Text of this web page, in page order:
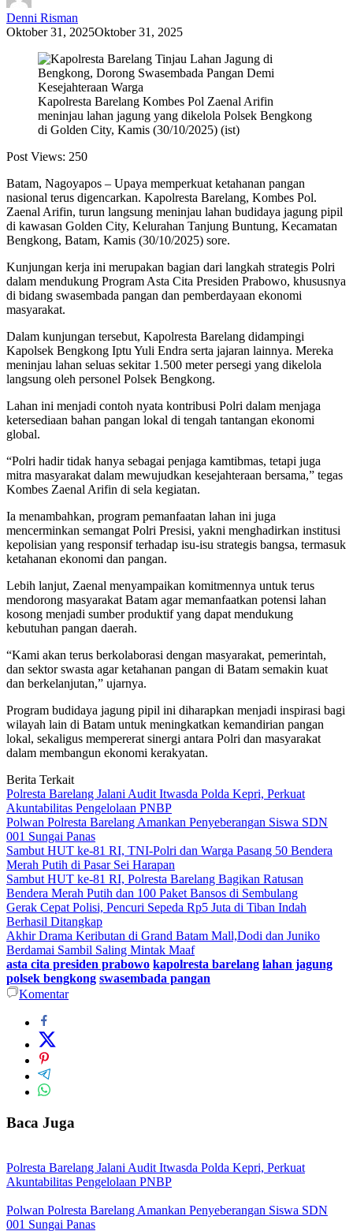
Denni Risman
Oktober 31, 2025Oktober 31, 2025
Kapolresta Barelang Kombes Pol Zaenal Arifin
meninjau lahan jagung yang dikelola Polsek Bengkong
di Golden City, Kamis (30/10/2025) (ist)
Post Views: 250
Batam, Nagoyapos – Upaya memperkuat ketahanan pangan
nasional terus digencarkan. Kapolresta Barelang, Kombes Pol.
Zaenal Arifin, turun langsung meninjau lahan budidaya jagung pipil
di kawasan Golden City, Kelurahan Tanjung Buntung, Kecamatan
Bengkong, Batam, Kamis (30/10/2025) sore.
Kunjungan kerja ini merupakan bagian dari langkah strategis Polri
dalam mendukung Program Asta Cita Presiden Prabowo, khususnya
di bidang swasembada pangan dan pemberdayaan ekonomi
masyarakat.
Dalam kunjungan tersebut, Kapolresta Barelang didampingi
Kapolsek Bengkong Iptu Yuli Endra serta jajaran lainnya. Mereka
meninjau lahan seluas sekitar 1.500 meter persegi yang dikelola
langsung oleh personel Polsek Bengkong.
Lahan ini menjadi contoh nyata kontribusi Polri dalam menjaga
ketersediaan bahan pangan lokal di tengah tantangan ekonomi
global.
“Polri hadir tidak hanya sebagai penjaga kamtibmas, tetapi juga
mitra masyarakat dalam mewujudkan kesejahteraan bersama,” tegas
Kombes Zaenal Arifin di sela kegiatan.
Ia menambahkan, program pemanfaatan lahan ini juga
mencerminkan semangat Polri Presisi, yakni menghadirkan institusi
kepolisian yang responsif terhadap isu-isu strategis bangsa, termasuk
ketahanan ekonomi dan pangan.
Lebih lanjut, Zaenal menyampaikan komitmennya untuk terus
mendorong masyarakat Batam agar memanfaatkan potensi lahan
kosong menjadi sumber produktif yang dapat mendukung
kebutuhan pangan daerah.
“Kami akan terus berkolaborasi dengan masyarakat, pemerintah,
dan sektor swasta agar ketahanan pangan di Batam semakin kuat
dan berkelanjutan,” ujarnya.
Program budidaya jagung pipil ini diharapkan menjadi inspirasi bagi
wilayah lain di Batam untuk meningkatkan kemandirian pangan
lokal, sekaligus mempererat sinergi antara Polri dan masyarakat
dalam membangun ekonomi kerakyatan.
Berita Terkait
Polresta Barelang Jalani Audit Itwasda Polda Kepri, Perkuat
Akuntabilitas Pengelolaan PNBP
Polwan Polresta Barelang Amankan Penyeberangan Siswa SDN
001 Sungai Panas
Sambut HUT ke-81 RI, TNI-Polri dan Warga Pasang 50 Bendera
Merah Putih di Pasar Sei Harapan
Sambut HUT ke-81 RI, Polresta Barelang Bagikan Ratusan
Bendera Merah Putih dan 100 Paket Bansos di Sembulang
Gerak Cepat Polisi, Pencuri Sepeda Rp5 Juta di Tiban Indah
Berhasil Ditangkap
Akhir Drama Keributan di Grand Batam Mall,Dodi dan Juniko
Berdamai Sambil Saling Mintak Maaf
asta cita presiden prabowo kapolresta barelang lahan jagung
polsek bengkong swasembada pangan
Komentar
Baca Juga
Polresta Barelang Jalani Audit Itwasda Polda Kepri, Perkuat
Akuntabilitas Pengelolaan PNBP
Polwan Polresta Barelang Amankan Penyeberangan Siswa SDN
001 Sungai Panas